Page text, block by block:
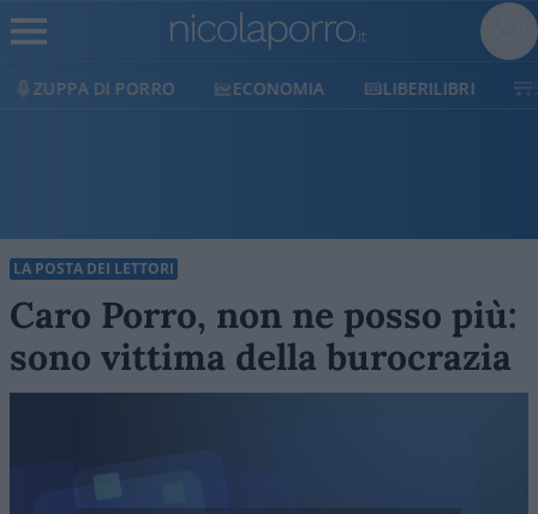
ECONOMIA LIBERILIBRI SHOP SOSTIENICI
LA POSTA DEI LETTORI
Caro Porro, non ne posso più:
sono vittima della burocrazia